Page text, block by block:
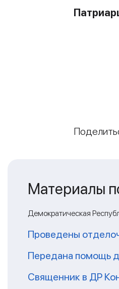
Материалы
Демократическая
Проведены
Передана помощь
Священник в ДР